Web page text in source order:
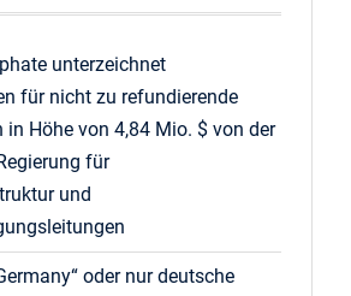
unterzeichnet
für nicht zu refundierende
in Höhe von 4,84 Mio. $ von der
für
und
oder nur deutsche